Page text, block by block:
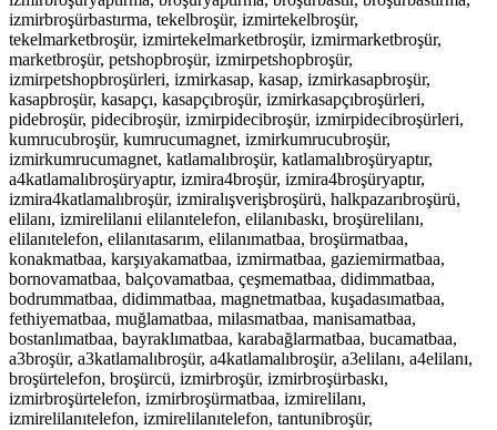
izmirbroşürbastırma, tekelbroşür, izmirtekelbroşür,
tekelmarketbroşür, izmirtekelmarketbroşür, izmirmarketbroşür,
marketbroşür, petshopbroşür, izmirpetshopbroşür,
izmirpetshopbroşürleri, izmirkasap, kasap, izmirkasapbroşür,
kasapbroşür, kasapçı, kasapçıbroşür, izmirkasapçıbroşürleri,
pidebroşür, pidecibroşür, izmirpidecibroşür, izmirpidecibroşürleri,
kumrucubroşür, kumrucumagnet, izmirkumrucubroşür,
izmirkumrucumagnet, katlamalıbroşür, katlamalıbroşüryaptır,
a4katlamalıbroşüryaptır, izmira4broşür, izmira4broşüryaptır,
izmira4katlamalıbroşür, izmiralışverişbroşürü, halkpazarıbroşürü,
elilanı, izmirelilanıi elilanıtelefon, elilanıbaskı, broşürelilanı,
elilanıtelefon, elilanıtasarım, elilanımatbaa, broşürmatbaa,
konakmatbaa, karşıyakamatbaa, izmirmatbaa, gaziemirmatbaa,
bornovamatbaa, balçovamatbaa, çeşmematbaa, didimmatbaa,
bodrummatbaa, didimmatbaa, magnetmatbaa, kuşadasımatbaa,
fethiyematbaa, muğlamatbaa, milasmatbaa, manisamatbaa,
bostanlımatbaa, bayraklımatbaa, karabağlarmatbaa, bucamatbaa,
a3broşür, a3katlamalıbroşür, a4katlamalıbroşür, a3elilanı, a4elilanı,
broşürtelefon, broşürcü, izmirbroşür, izmirbroşürbaskı,
izmirbroşürtelefon, izmirbroşürmatbaa, izmirelilanı,
izmirelilanıtelefon, izmirelilanıtelefon, tantunibroşür,